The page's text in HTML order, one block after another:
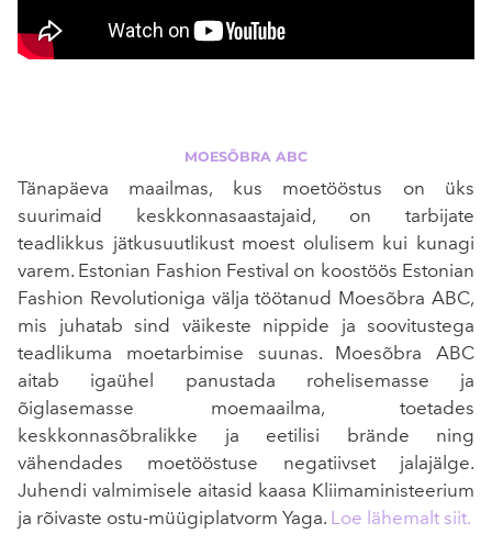
MOESÕBRA ABC
Tänapäeva maailmas, kus moetööstus on üks
suurimaid keskkonnasaastajaid, on tarbijate
teadlikkus jätkusuutlikust moest olulisem kui kunagi
varem. Estonian Fashion Festival on koostöös Estonian
Fashion Revolutioniga välja töötanud Moesõbra ABC,
mis juhatab sind väikeste nippide ja soovitustega
teadlikuma moetarbimise suunas. Moesõbra ABC
aitab igaühel panustada rohelisemasse ja
õiglasemasse moemaailma, toetades
keskkonnasõbralikke ja eetilisi brände ning
vähendades moetööstuse negatiivset jalajälge.
Juhendi valmimisele aitasid kaasa Kliimaministeerium
ja rõivaste ostu-müügiplatvorm Yaga. Loe lähemalt siit.